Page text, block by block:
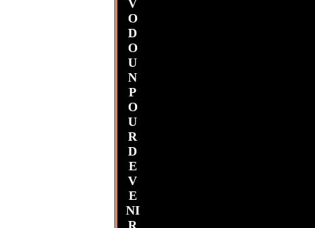
V
O
D
O
U
N
P
O
U
R
D
E
V
E
NI
R